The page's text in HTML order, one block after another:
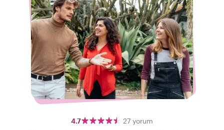
4.7 27 yorum